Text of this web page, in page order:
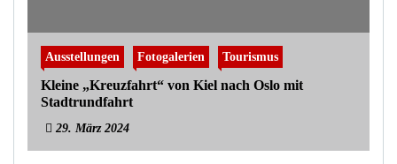
Ausstellungen Fotogalerien Tourismus
Kleine „Kreuzfahrt“ von Kiel nach Oslo mit
Stadtrundfahrt
29. März 2024